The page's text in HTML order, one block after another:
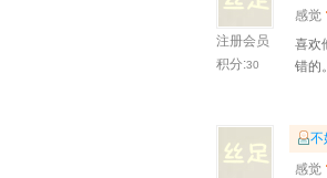
注册会员
积分:30
感觉
喜欢
错的。
不
感觉